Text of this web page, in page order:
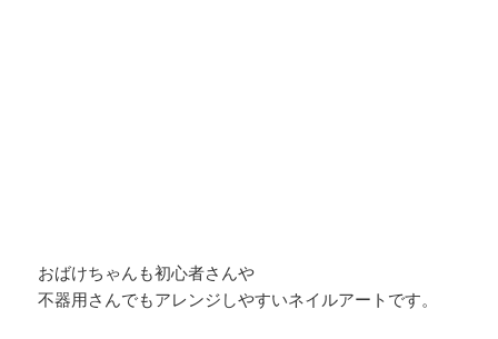
おばけちゃんも初心者さんや
不器用さんでもアレンジしやすいネイルアートです。